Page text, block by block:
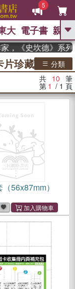
5
GO
、 高希均教授回憶錄
、 父親節 、 如果歷
國際布克
方念華 、 台灣的李
女孩：黎曼猜想
大 電子書 親子
《史坎德》系列
片珍藏 分類
共 10 筆
第 1 / 1 頁
56x87mm）